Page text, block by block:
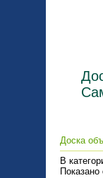
Доска
В